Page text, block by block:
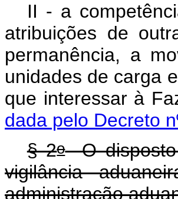
II - a
atribuições de
permanência, a
unidades de carga
que
dada pelo Decreto
§ 2oO disposto
vigilância
administração